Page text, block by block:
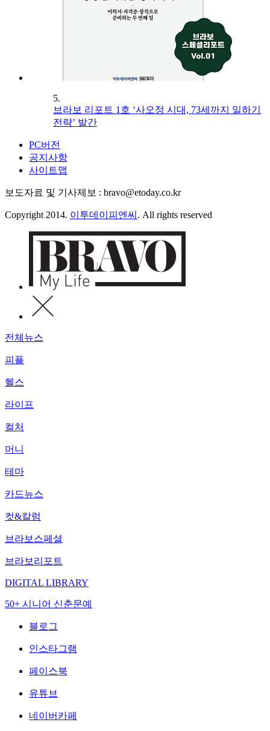
5.
브라보 리포트 1호 ‘사오정 시대, 73세까지 일하기
전략’ 발간
PC버전
공지사항
사이트맵
보도자료 및 기사제보 : bravo@etoday.co.kr
Copyright 2014. 이투데이피엔씨 . All rights reserved
전체뉴스
피플
헬스
라이프
컬처
머니
테마
카드뉴스
컷&칼럼
브라보스페셜
브라보리포트
DIGITAL LIBRARY
50+ 시니어 신춘문예
블로그
인스타그램
페이스북
유튜브
네이버카페